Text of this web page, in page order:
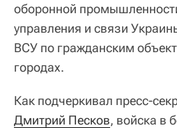
оборонной
управления и связи
ВСУ по гражданским
городах.
Как подчеркивал пресс-
Дмитрий Песков, войска в